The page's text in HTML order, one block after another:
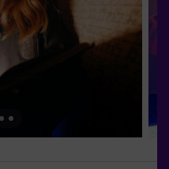
para acompañarlos en